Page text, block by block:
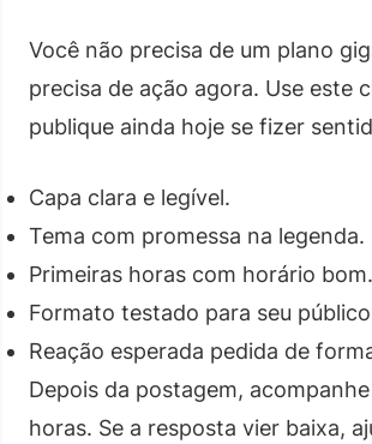
Você não precisa de um plano
precisa de ação agora. Use este
publique ainda hoje se fizer
Capa clara e legível.
Tema com promessa na legenda.
Primeiras horas com horário bom.
Formato testado para seu
Reação esperada pedida de
Depois da postagem,
horas. Se a resposta vier baixa,